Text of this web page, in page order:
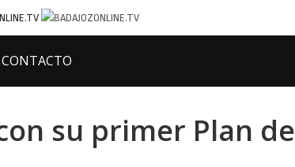
CONTACTO
su primer Plan de